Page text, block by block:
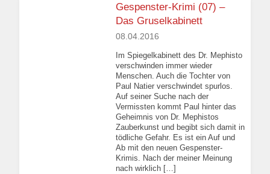
Gespenster-Krimi (07) –
Das Gruselkabinett
08.04.2016
Im Spiegelkabinett des Dr. Mephisto
verschwinden immer wieder
Menschen. Auch die Tochter von
Paul Natier verschwindet spurlos.
Auf seiner Suche nach der
Vermissten kommt Paul hinter das
Geheimnis von Dr. Mephistos
Zauberkunst und begibt sich damit in
tödliche Gefahr. Es ist ein Auf und
Ab mit den neuen Gespenster-
Krimis. Nach der meiner Meinung
nach wirklich […]